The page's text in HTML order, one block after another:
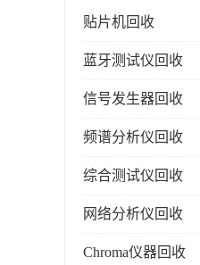
贴片机回收
蓝牙测试仪回收
信号发生器回收
频谱分析仪回收
综合测试仪回收
网络分析仪回收
Chroma仪器回收